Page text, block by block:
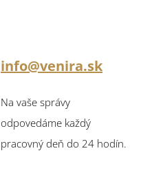
info@venira.sk
Na vaše správy
odpovedáme každý
pracovný deň do 24 hodín.